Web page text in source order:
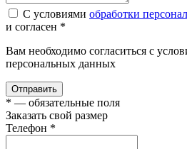
С условиями обработки
и согласен *
Вам необходимо согласиться с
персональных данных
Отправить
* — обязательные поля
Заказать свой размер
Телефон *